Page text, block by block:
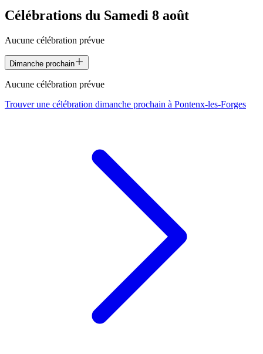
Célébrations du Samedi 8 août
Aucune célébration prévue
Dimanche prochain
Aucune célébration prévue
Trouver une célébration dimanche prochain à Pontenx-les-Forges